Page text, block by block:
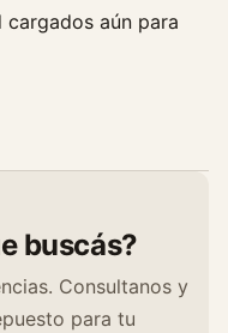
aún para
buscás?
Consultanos y
para tu